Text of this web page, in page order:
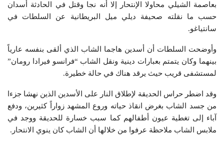
بعاصمة الشيلي محاولا الإنتحار إلا أنه نجا وقتل في الحادثة أسدان
حسب ما نقلته صحيفة ديلي ميل البريطانية عن السلطات في
سانتياغو.
وأوضحت السلطات أن أسدين هاجما الشاب الذي ألقى بنفسه عارياً
بينهما وكان يتمتم بعبارات دينية ونقل الشاب “فرانسو فيرادا رومان”
لمستشفى قريب حيث يرقد هناك في حالة خطيرة.
وقد اضطر حراس الحديقة لإطلاق النار على الأسدين الذين نهشا جزءا
من جسد الشاب بغرض انقاذ حياته وروع المشهد زواراً كثيرين، ودفع
آباء إلى تغطية عيون أطفالهم كما سبب خسارة للحديقة ووجد في
ملابس الشاب ملاحظة عرفوا من خلالها أن الشاب كان ينوي الانتحار.